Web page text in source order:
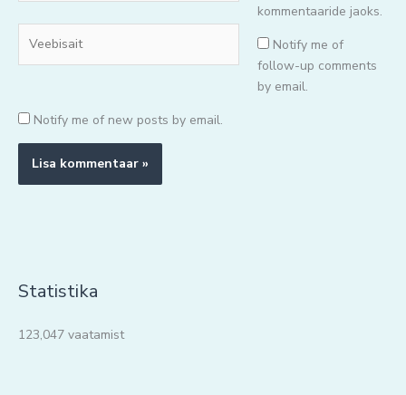
kommentaaride jaoks.
Notify me of
follow-up comments
by email.
Notify me of new posts by email.
Statistika
123,047 vaatamist